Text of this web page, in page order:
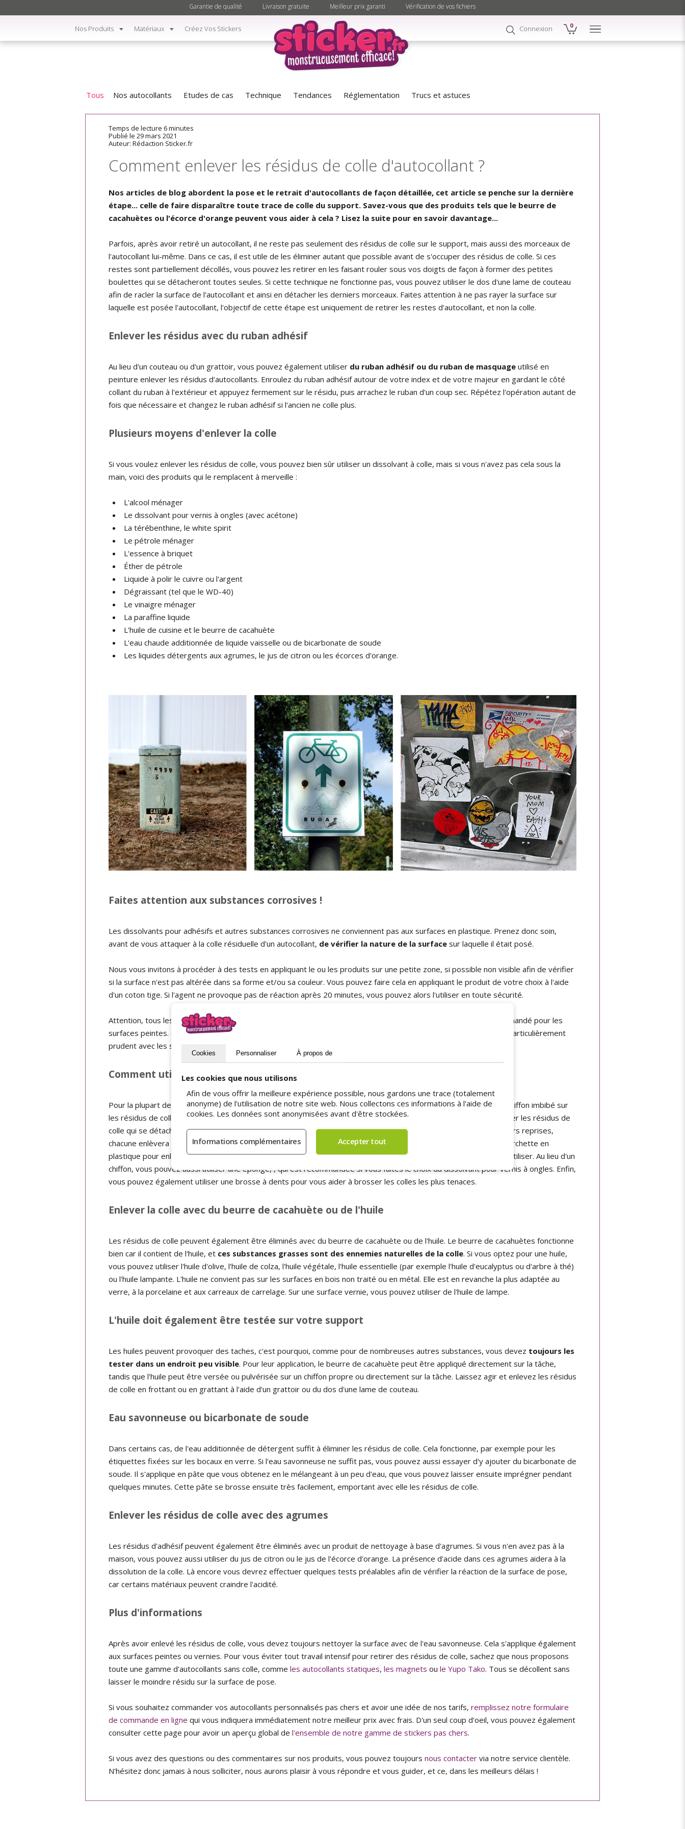
Connexion 0
Nos Produits Matériaux Créez Vos Stickers
Garantie de qualité Livraison gratuite Meilleur prix garanti Vérification de vos fichiers
Tous Nos autocollants Etudes de cas Technique Tendances Réglementation Trucs et astuces
Temps de lecture 6 minutes
Publié le 29 mars 2021
Auteur: Rédaction Sticker.fr
Comment enlever les résidus de colle d'autocollant ?
Nos articles de blog abordent la pose et le retrait d'autocollants de façon détaillée, cet article se penche sur la dernière
étape... celle de faire disparaître toute trace de colle du support. Savez-vous que des produits tels que le beurre de
cacahuètes ou l'écorce d'orange peuvent vous aider à cela ? Lisez la suite pour en savoir davantage...
Parfois, après avoir retiré un autocollant, il ne reste pas seulement des résidus de colle sur le support, mais aussi des morceaux de
l'autocollant lui-même. Dans ce cas, il est utile de les éliminer autant que possible avant de s'occuper des résidus de colle. Si ces
restes sont partiellement décollés, vous pouvez les retirer en les faisant rouler sous vos doigts de façon à former des petites
boulettes qui se détacheront toutes seules. Si cette technique ne fonctionne pas, vous pouvez utiliser le dos d'une lame de couteau
afin de racler la surface de l'autocollant et ainsi en détacher les derniers morceaux. Faites attention à ne pas rayer la surface sur
laquelle est posée l'autocollant, l'objectif de cette étape est uniquement de retirer les restes d'autocollant, et non la colle.
Enlever les résidus avec du ruban adhésif
Au lieu d'un couteau ou d'un grattoir, vous pouvez également utiliser du ruban adhésif ou du ruban de masquage utilisé en
peinture enlever les résidus d'autocollants. Enroulez du ruban adhésif autour de votre index et de votre majeur en gardant le côté
collant du ruban à l'extérieur et appuyez fermement sur le résidu, puis arrachez le ruban d'un coup sec. Répétez l'opération autant de
fois que nécessaire et changez le ruban adhésif si l'ancien ne colle plus.
Plusieurs moyens d'enlever la colle
Si vous voulez enlever les résidus de colle, vous pouvez bien sûr utiliser un dissolvant à colle, mais si vous n'avez pas cela sous la
main, voici des produits qui le remplacent à merveille :
L'alcool ménager
Le dissolvant pour vernis à ongles (avec acétone)
La térébenthine, le white spirit
Le pétrole ménager
L'essence à briquet
Éther de pétrole
Liquide à polir le cuivre ou l'argent
Dégraissant (tel que le WD-40)
Le vinaigre ménager
La paraffine liquide
L'huile de cuisine et le beurre de cacahuète
L'eau chaude additionnée de liquide vaisselle ou de bicarbonate de soude
Les liquides détergents aux agrumes, le jus de citron ou les écorces d'orange.
Faites attention aux substances corrosives !
Les dissolvants pour adhésifs et autres substances corrosives ne conviennent pas aux surfaces en plastique. Prenez donc soin,
avant de vous attaquer à la colle résiduelle d'un autocollant, de vérifier la nature de la surface sur laquelle il était posé.
Nous vous invitons à procéder à des tests en appliquant le ou les produits sur une petite zone, si possible non visible afin de vérifier
si la surface n'est pas altérée dans sa forme et/ou sa couleur. Vous pouvez faire cela en appliquant le produit de votre choix à l'aide
d'un coton tige. Si l'agent ne provoque pas de réaction après 20 minutes, vous pouvez alors l'utiliser en toute sécurité.
Attention, tous les agents ne conviennent pas à toutes les surfaces. Le white spirit, par exemple, n'est pas recommandé pour les
surfaces peintes. Quoi qu'il en soit, travaillez dans un lieu ventilé au cas où des vapeurs se dégageraient et soyez particulièrement
prudent avec les substances inflammables.
Comment utiliser ces liquides ?
Pour la plupart de ces produits, il est préférable de les appliquer à l'aide d'un chiffon propre. Posez ensuite votre chiffon imbibé sur
les résidus de colle et laissez l'agent agir pendant quelques minutes. Après cela, vous pouvez généralement essuyer les résidus de
colle qui se détacheront facilement. Si cela ne fonctionne pas en une fois, vous pouvez répéter ces étapes à plusieurs reprises,
chacune enlèvera un peu de colle, jusqu'à arriver à un nettoyage complet. Utilisez vos doigts, un grattoir ou une fourchette en
plastique pour enlever les derniers restes de colle et ainsi faciliter la pénétration du liquide que vous avez choisi d'utiliser. Au lieu d'un
chiffon, vous pouvez aussi utiliser une éponge, , qui est recommandée si vous faites le choix du dissolvant pour vernis à ongles. Enfin,
vous pouvez également utiliser une brosse à dents pour vous aider à brosser les colles les plus tenaces.
Enlever la colle avec du beurre de cacahuète ou de l'huile
Les résidus de colle peuvent également être éliminés avec du beurre de cacahuète ou de l'huile. Le beurre de cacahuètes fonctionne
bien car il contient de l'huile, et ces substances grasses sont des ennemies naturelles de la colle. Si vous optez pour une huile,
vous pouvez utiliser l'huile d'olive, l'huile de colza, l'huile végétale, l'huile essentielle (par exemple l'huile d'eucalyptus ou d'arbre à thé)
ou l'huile lampante. L'huile ne convient pas sur les surfaces en bois non traité ou en métal. Elle est en revanche la plus adaptée au
verre, à la porcelaine et aux carreaux de carrelage. Sur une surface vernie, vous pouvez utiliser de l'huile de lampe.
L'huile doit également être testée sur votre support
Les huiles peuvent provoquer des taches, c'est pourquoi, comme pour de nombreuses autres substances, vous devez toujours les
tester dans un endroit peu visible. Pour leur application, le beurre de cacahuète peut être appliqué directement sur la tâche,
tandis que l'huile peut être versée ou pulvérisée sur un chiffon propre ou directement sur la tâche. Laissez agir et enlevez les résidus
de colle en frottant ou en grattant à l'aide d'un grattoir ou du dos d'une lame de couteau.
Eau savonneuse ou bicarbonate de soude
Dans certains cas, de l'eau additionnée de détergent suffit à éliminer les résidus de colle. Cela fonctionne, par exemple pour les
étiquettes fixées sur les bocaux en verre. Si l'eau savonneuse ne suffit pas, vous pouvez aussi essayer d'y ajouter du bicarbonate de
soude. Il s'applique en pâte que vous obtenez en le mélangeant à un peu d'eau, que vous pouvez laisser ensuite imprégner pendant
quelques minutes. Cette pâte se brosse ensuite très facilement, emportant avec elle les résidus de colle.
Enlever les résidus de colle avec des agrumes
Les résidus d'adhésif peuvent également être éliminés avec un produit de nettoyage à base d'agrumes. Si vous n'en avez pas à la
maison, vous pouvez aussi utiliser du jus de citron ou le jus de l'écorce d'orange. La présence d'acide dans ces agrumes aidera à la
dissolution de la colle. Là encore vous devrez effectuer quelques tests préalables afin de vérifier la réaction de la surface de pose,
car certains matériaux peuvent craindre l'acidité.
Plus d'informations
Après avoir enlevé les résidus de colle, vous devez toujours nettoyer la surface avec de l'eau savonneuse. Cela s'applique également
aux surfaces peintes ou vernies. Pour vous éviter tout travail intensif pour retirer des résidus de colle, sachez que nous proposons
toute une gamme d'autocollants sans colle, comme les autocollants statiques, les magnets ou le Yupo Tako. Tous se décollent sans
laisser le moindre résidu sur la surface de pose.
Si vous souhaitez commander vos autocollants personnalisés pas chers et avoir une idée de nos tarifs, remplissez notre formulaire
de commande en ligne qui vous indiquera immédiatement notre meilleur prix avec frais. D'un seul coup d'oeil, vous pouvez également
consulter cette page pour avoir un aperçu global de l'ensemble de notre gamme de stickers pas chers.
Si vous avez des questions ou des commentaires sur nos produits, vous pouvez toujours nous contacter via notre service clientèle.
N'hésitez donc jamais à nous solliciter, nous aurons plaisir à vous répondre et vous guider, et ce, dans les meilleurs délais !
Cookies Personnaliser À propos de
Les cookies que nous utilisons
Afin de vous offrir la meilleure expérience possible, nous gardons une trace (totalement
anonyme) de l'utilisation de notre site web. Nous collectons ces informations à l'aide de
cookies. Les données sont anonymisées avant d'être stockées.